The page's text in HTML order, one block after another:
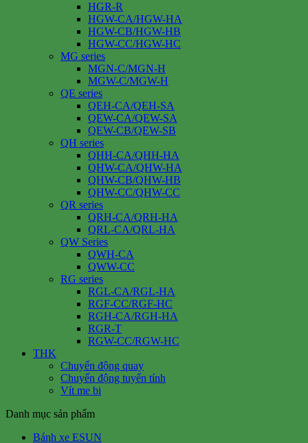
HGR-R
HGW-CA/HGW-HA
HGW-CB/HGW-HB
HGW-CC/HGW-HC
MG series
MGN-C/MGN-H
MGW-C/MGW-H
QE series
QEH-CA/QEH-SA
QEW-CA/QEW-SA
QEW-CB/QEW-SB
QH series
QHH-CA/QHH-HA
QHW-CA/QHW-HA
QHW-CB/QHW-HB
QHW-CC/QHW-CC
QR series
QRH-CA/QRH-HA
QRL-CA/QRL-HA
QW Series
QWH-CA
QWW-CC
RG series
RGL-CA/RGL-HA
RGF-CC/RGF-HC
RGH-CA/RGH-HA
RGR-T
RGW-CC/RGW-HC
THK
Chuyển động quay
Chuyển động tuyến tính
Vít me bi
Danh mục sản phẩm
Bánh xe ESUN